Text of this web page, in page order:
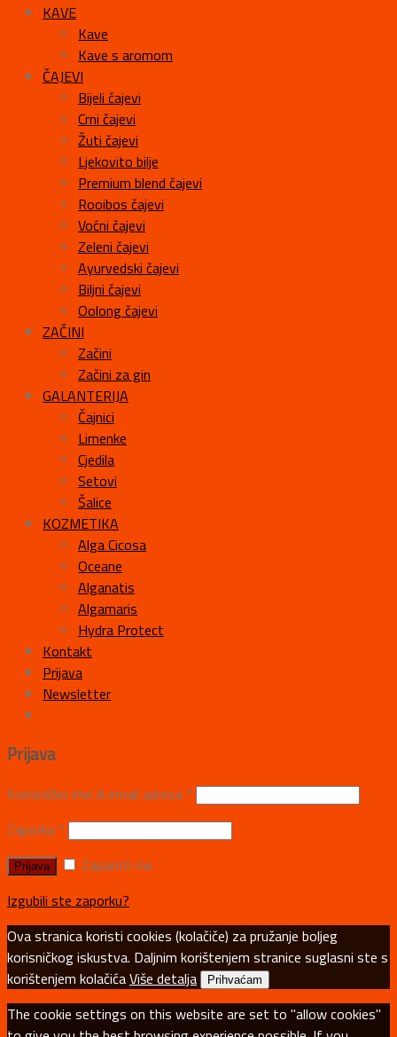
KAVE
Kave
Kave s aromom
ČAJEVI
Bijeli čajevi
Crni čajevi
Žuti čajevi
Ljekovito bilje
Premium blend čajevi
Rooibos čajevi
Voćni čajevi
Zeleni čajevi
Ayurvedski čajevi
Biljni čajevi
Oolong čajevi
ZAČINI
Začini
Začini za gin
GALANTERIJA
Čajnici
Limenke
Cjedila
Setovi
Šalice
KOZMETIKA
Alga Cicosa
Oceane
Alganatis
Algamaris
Hydra Protect
Kontakt
Prijava
Newsletter
Prijava
Korisničko ime ili email adresa *
Zaporka *
Zapamti me
Izgubili ste zaporku?
Ova stranica koristi cookies (kolačiče) za pružanje boljeg
korisničkog iskustva. Daljnim korištenjem stranice suglasni ste s
korištenjem kolačićaViše detalja Prihvaćam
The cookie settings on this website are set to "allow cookies"